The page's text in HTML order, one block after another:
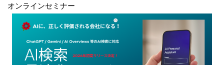
オンラインセミナー